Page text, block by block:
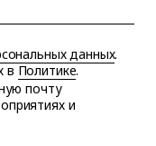
данных.
в Политике.
почту
и